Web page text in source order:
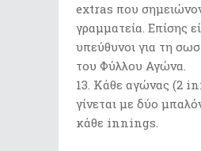
extras που
γραμματεία. Επίσης
υπεύθυνοι για τη
του Φύλλου Αγώνα.
Κάθε αγώνας (2
γίνεται με δύο
κάθε innings.